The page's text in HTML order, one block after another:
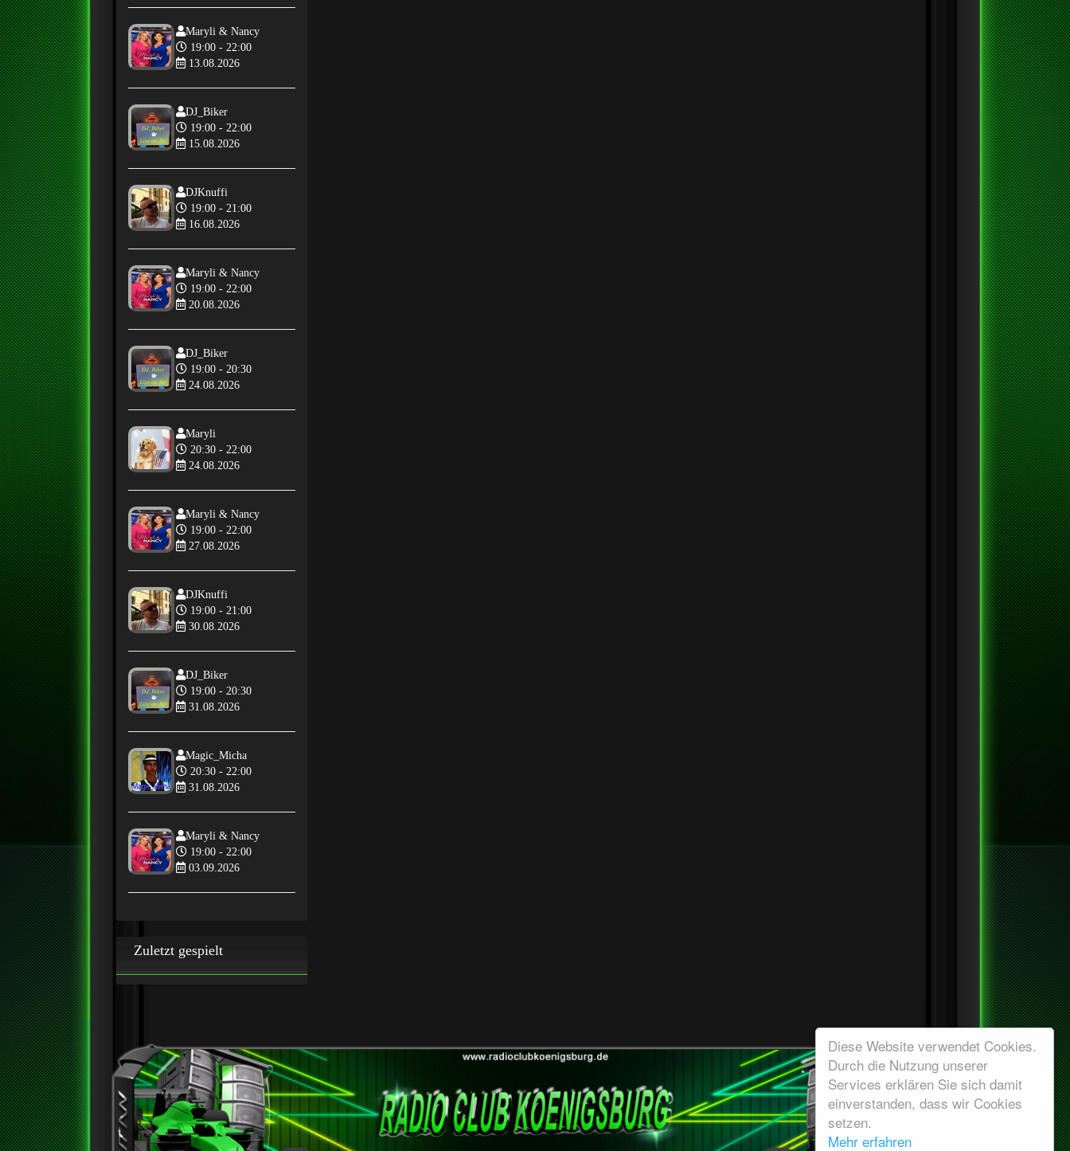
Diese Website verwendet Cookies.
Durch die Nutzung unserer
Services erklären Sie sich damit
einverstanden, dass wir Cookies
setzen.
Mehr erfahren
Maryli & Nancy
19:00 - 22:00
13.08.2026
DJ_Biker
19:00 - 22:00
15.08.2026
DJKnuffi
19:00 - 21:00
16.08.2026
Maryli & Nancy
19:00 - 22:00
20.08.2026
DJ_Biker
19:00 - 20:30
24.08.2026
Maryli
20:30 - 22:00
24.08.2026
Maryli & Nancy
19:00 - 22:00
27.08.2026
DJKnuffi
19:00 - 21:00
30.08.2026
DJ_Biker
19:00 - 20:30
31.08.2026
Magic_Micha
20:30 - 22:00
31.08.2026
Maryli & Nancy
19:00 - 22:00
03.09.2026
Zuletzt gespielt